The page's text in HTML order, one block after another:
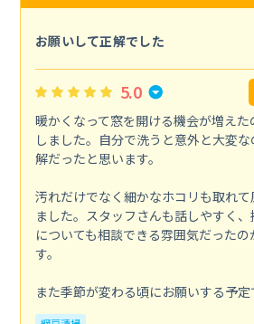
お願いして正解でした
5.0
暖かくなって窓を開ける機会が増え
しました。自分で洗うと意外と大変
解だったと思います。
汚れだけでなく細かなホコリも取れ
ました。スタッフさんも話しやすく
についても相談できる雰囲気だった
す。
また季節が変わる頃にお願いする予定